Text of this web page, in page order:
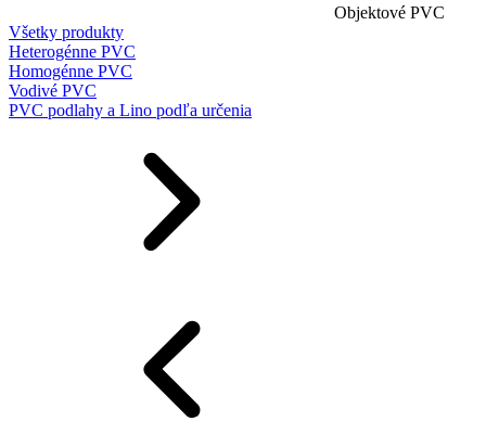
Objektové PVC
Všetky produkty
Heterogénne PVC
Homogénne PVC
Vodivé PVC
PVC podlahy a Lino podľa určenia